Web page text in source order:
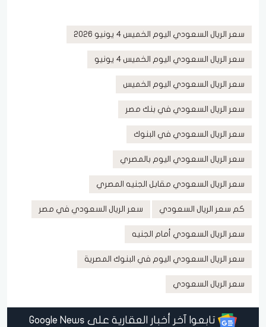
سعر الريال السعودي اليوم الخميس 4 يونيو 2026
سعر الريال السعودي اليوم الخميس 4 يونيو
سعر الريال السعودي اليوم الخميس
سعر الريال السعودي في بنك مصر
سعر الريال السعودي في البنوك
سعر الريال السعودي اليوم بالمصري
سعر الريال السعودي مقابل الجنيه المصري
كم سعر الريال السعودي سعر الريال السعودي في مصر
سعر الريال السعودي أمام الجنيه
سعر الريال السعودي اليوم في البنوك المصرية
سعر الريال السعودي
تابعوا آخر أخبار العقارية على Google News